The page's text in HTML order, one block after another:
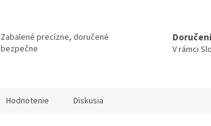
Zabalené precízne, doručené
bezpečne
V rámci
Hodnotenie Diskusia